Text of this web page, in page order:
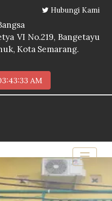
Hubungi Kami
VI No.219, Bangetayu
Kota Semarang.
AM